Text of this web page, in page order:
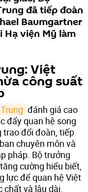
đã tiếp đoàn
Baumgartner
Hạ viện Mỹ làm
Việt
công suất
đánh giá cao
đẩy quan hệ song
trao đổi đoàn, tiếp
chuyên môn và
pháp. Bộ trưởng
cường hiểu biết,
lực để quan hệ Việt
và lâu dài.